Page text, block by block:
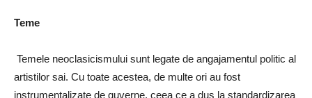
Teme
Temele neoclasicismului sunt legate de angajamentul politic al
artistilor sai. Cu toate acestea, de multe ori au fost
instrumentalizate de guverne, ceea ce a dus la standardizarea